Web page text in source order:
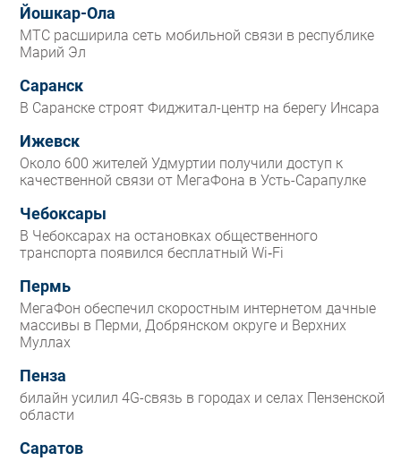
Йошкар-Ола
МТС расширила сеть мобильной связи в республике
Марий Эл
Саранск
В Саранске строят Фиджитал-центр на берегу Инсара
Ижевск
Около 600 жителей Удмуртии получили доступ к
качественной связи от МегаФона в Усть-Сарапулке
Чебоксары
В Чебоксарах на остановках общественного
транспорта появился бесплатный Wi‑Fi
Пермь
МегаФон обеспечил скоростным интернетом дачные
массивы в Перми, Добрянском округе и Верхних
Муллах
Пенза
билайн усилил 4G-связь в городах и селах Пензенской
области
Саратов